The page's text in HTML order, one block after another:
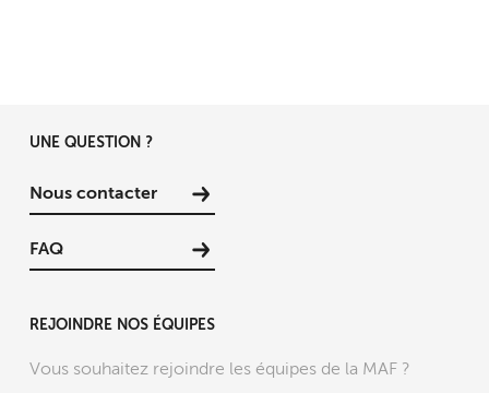
UNE QUESTION ?
Nous contacter
FAQ
REJOINDRE NOS ÉQUIPES
Vous souhaitez rejoindre les équipes de la MAF ?